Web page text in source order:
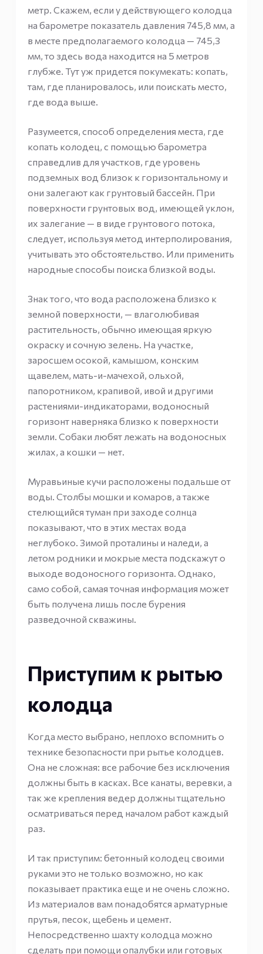
метр. Скажем, если у действующего колодца
на барометре показатель давления 745,8 мм, а
в месте предполагаемого колодца — 745,3
мм, то здесь вода находится на 5 метров
глубже. Тут уж придется покумекать: копать,
там, где планировалось, или поискать место,
где вода выше.
Разумеется, способ определения места, где
копать колодец, с помощью барометра
справедлив для участков, где уровень
подземных вод близок к горизонтальному и
они залегают как грунтовый бассейн. При
поверхности грунтовых вод, имеющей уклон,
их залегание — в виде грунтового потока,
следует, используя метод интерполирования,
учитывать это обстоятельство. Или применить
народные способы поиска близкой воды.
Знак того, что вода расположена близко к
земной поверхности, — влаголюбивая
растительность, обычно имеющая яркую
окраску и сочную зелень. На участке,
заросшем осокой, камышом, конским
щавелем, мать-и-мачехой, ольхой,
папоротником, крапивой, ивой и другими
растениями-индикаторами, водоносный
горизонт наверняка близко к поверхности
земли. Собаки любят лежать на водоносных
жилах, а кошки — нет.
Муравьиные кучи расположены подальше от
воды. Столбы мошки и комаров, а также
стелющийся туман при заходе солнца
показывают, что в этих местах вода
неглубоко. Зимой проталины и наледи, а
летом родники и мокрые места подскажут о
выходе водоносного горизонта. Однако,
само собой, самая точная информация может
быть получена лишь после бурения
разведочной скважины.
Приступим к рытью
колодца
Когда место выбрано, неплохо вспомнить о
технике безопасности при рытье колодцев.
Она не сложная: все рабочие без исключения
должны быть в касках. Все канаты, веревки, а
так же крепления ведер должны тщательно
осматриваться перед началом работ каждый
раз.
И так приступим: бетонный колодец своими
руками это не только возможно, но как
показывает практика еще и не очень сложно.
Из материалов вам понадобятся арматурные
прутья, песок, щебень и цемент.
Непосредственно шахту колодца можно
сделать при помощи опалубки или готовых